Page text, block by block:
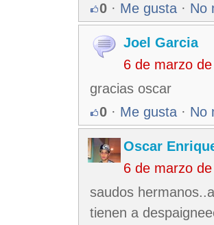
0 · Me gusta · No
Joel Garcia
6 de marzo
gracias oscar
0 · Me gusta · No
Oscar
6 de marzo
saudos
tienen a